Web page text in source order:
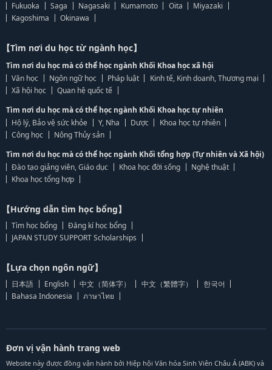
Fukuoka
Saga Nagasaki Kumamoto Oita
Miyazaki
Kagoshima
Okinawa
【Tìm nơi du học từ ngành học】
Tìm nơi du học mà có thể học ngành Khối Khoa học xã hội
Văn học
Ngôn ngữ học Pháp luật
Kinh tế, Kinh doanh, Thương mại
Xã hội học
Quan hệ quốc tế
Tìm nơi du học mà có thể học ngành Khối Khoa học tự nhiên
Hộ lý, Bảo vệ sức khỏe
Y, Nha Dược
Khoa học tự nhiên
Công học
Nông Thủy sản
Tìm nơi du học mà có thể học ngành Khối tổng hợp (Tự nhiên và Xã hội)
Đào tạo giảng viên, Giáo dục
Khoa học đời sống
Nghệ thuật
Khoa học tổng hợp
【Hướng dẫn tìm học bổng】
Tìm học bổng
Đăng kí học bổng
JAPAN STUDY SUPPORT Scholarships
【Lựa chọn ngôn ngữ】
日本語 English 中文（简体字） 中文（繁體字）
한국어
Bahasa Indonesia
ภาษาไทย
Đơn vị vận hành trang web
Website này được đồng vận hành bởi Hiệp hội Văn hóa Sinh Viên Châu Á (ABK) và